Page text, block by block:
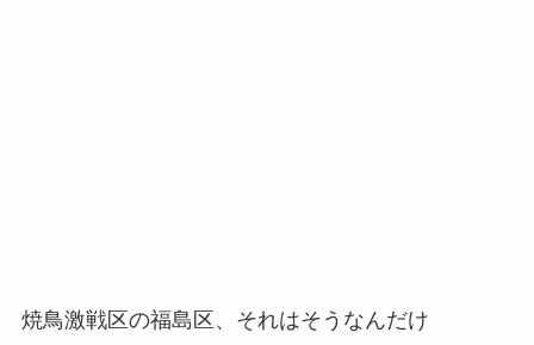
焼鳥激戦区の福島区、それはそうなんだけ